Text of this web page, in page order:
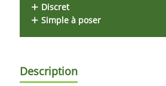
Discret
Simple à poser
Description